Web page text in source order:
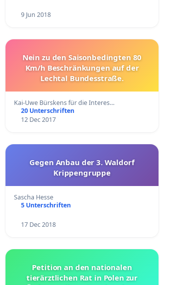
9 Jun 2018
Nein zu den Saisonbedingten 80
Km/h Beschränkungen auf der
Lechtal Bundesstraße.
Kai-Uwe Bürskens für die Interes…
20 Unterschriften
12 Dec 2017
Gegen Anbau der 3. Waldorf
Krippengruppe
Sascha Hesse
5 Unterschriften
17 Dec 2018
Petition an den nationalen
tierärztlichen Rat in Polen zur